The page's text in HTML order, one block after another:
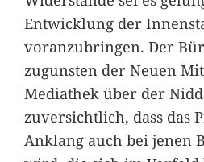
Entwicklung der
voranzubringen. Der
zugunsten der Neuen
Mediathek über der
zuversichtlich, dass das
Anklang auch bei jenen